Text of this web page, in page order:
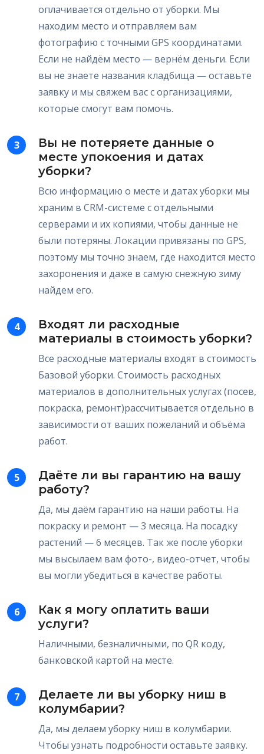
оплачивается отдельно от уборки. Мы
находим место и отправляем вам
фотографию с точными GPS координатами.
Если не найдём место — вернём деньги. Если
вы не знаете названия кладбища — оставьте
заявку и мы свяжем вас с организациями,
которые смогут вам помочь.
3
Вы не потеряете данные о
месте упокоения и датах
уборки?
Всю информацию о месте и датах уборки мы
храним в CRM-системе с отдельными
серверами и их копиями, чтобы данные не
были потеряны. Локации привязаны по GPS,
поэтому мы точно знаем, где находится место
захоронения и даже в самую снежную зиму
найдем его.
4
Входят ли расходные
материалы в стоимость уборки?
Все расходные материалы входят в стоимость
Базовой уборки. Стоимость расходных
материалов в дополнительных услугах (посев,
покраска, ремонт)рассчитывается отдельно в
зависимости от ваших пожеланий и объёма
работ.
5
Даёте ли вы гарантию на вашу
работу?
Да, мы даём гарантию на наши работы. На
покраску и ремонт — 3 месяца. На посадку
растений — 6 месяцев. Так же после уборки
мы высылаем вам фото-, видео-отчет, чтобы
вы могли убедиться в качестве работы.
6
Как я могу оплатить ваши
услуги?
Наличными, безналичными, по QR коду,
банковской картой на месте.
7
Делаете ли вы уборку ниш в
колумбарии?
Да, мы делаем уборку ниш в колумбарии.
Чтобы узнать подробности оставьте заявку.